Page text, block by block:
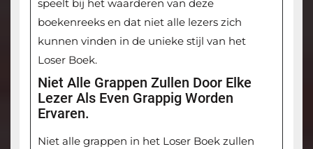
speelt bij het waarderen van deze
boekenreeks en dat niet alle lezers zich
kunnen vinden in de unieke stijl van het
Loser Boek.
Niet Alle Grappen Zullen Door Elke
Lezer Als Even Grappig Worden
Ervaren.
Niet alle grappen in het Loser Boek zullen